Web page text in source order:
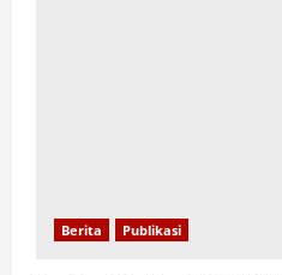
Berita Publikasi